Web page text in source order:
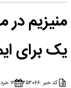
یک برای
کد خبر :۴۵۴۰۶۶ ۱۲ خرداد ۱۴۰۵ - ۱۴:۳۷